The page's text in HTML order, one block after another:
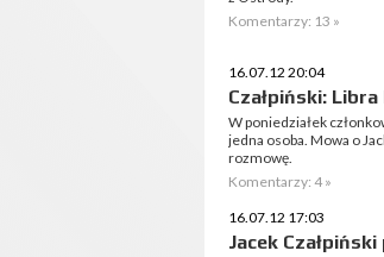
Komentarzy: 13 »
16.07.12 20:04
Czałpiński:
W poniedziałek
jedna osoba. Mowa o
rozmowę.
Komentarzy: 4 »
16.07.12 17:03
Jacek